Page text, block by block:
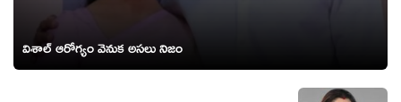
విశాల్ ఆరోగ్యం వెనుక అసలు నిజం